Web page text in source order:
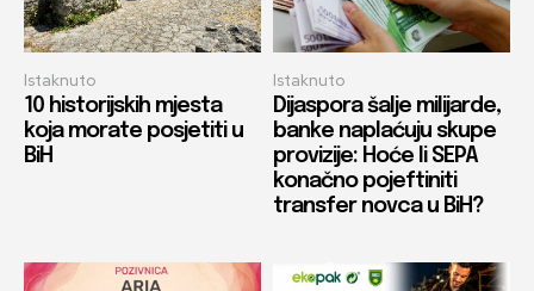
Istaknuto
10 historijskih mjesta
koja morate posjetiti u
BiH
Istaknuto
Dijaspora šalje milijarde,
banke naplaćuju skupe
provizije: Hoće li SEPA
konačno pojeftiniti
transfer novca u BiH?